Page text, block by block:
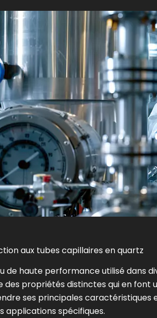
aux tubes capillaires en quartz
de haute performance utilisé dans
des propriétés distinctes qui en font
ses principales caractéristiques
applications spécifiques.